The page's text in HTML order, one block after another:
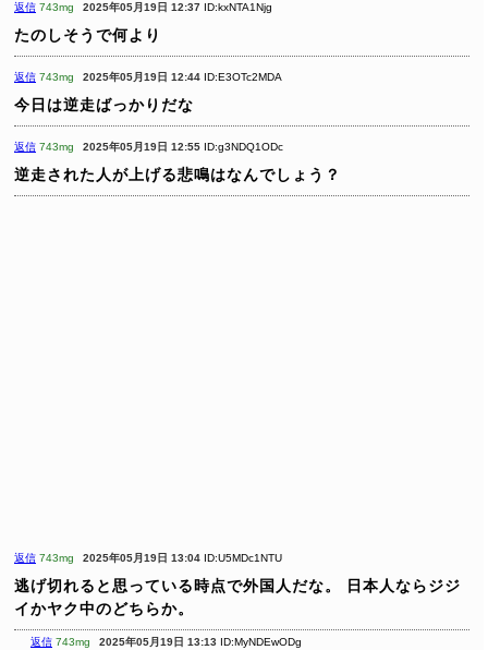
返信 743mg 2025年05月19日 12:37 ID:kxNTA1Njg
たのしそうで何より
返信 743mg 2025年05月19日 12:44 ID:E3OTc2MDA
今日は逆走ばっかりだな
返信 743mg 2025年05月19日 12:55 ID:g3NDQ1ODc
逆走された人が上げる悲鳴はなんでしょう？
返信 743mg 2025年05月19日 13:04 ID:U5MDc1NTU
逃げ切れると思っている時点で外国人だな。
日本人ならジジ
イかヤク中のどちらか。
返信 743mg 2025年05月19日 13:13 ID:MyNDEwODg